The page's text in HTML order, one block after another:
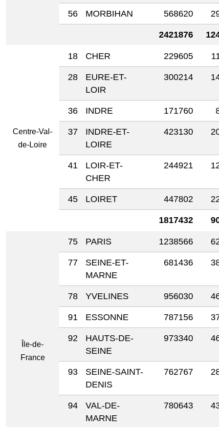
56 MORBIHAN 568620
2421876
Centre-Val-
de-Loire
18 CHER 229605
28
EURE-ET-
LOIR
300214
36 INDRE 171760
37
INDRE-ET-
LOIRE
423130
41
LOIR-ET-
CHER
244921
45 LOIRET 447802
1817432
Île-de-
France
75 PARIS 1238566
77
SEINE-ET-
MARNE
681436
78 YVELINES 956030
91 ESSONNE 787156
92
HAUTS-DE-
SEINE
973340
93
SEINE-SAINT-
DENIS
762767
94
VAL-DE-
MARNE
780643